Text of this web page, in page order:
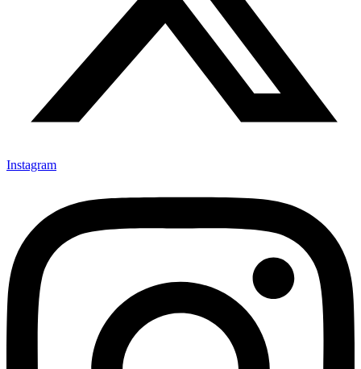
Instagram